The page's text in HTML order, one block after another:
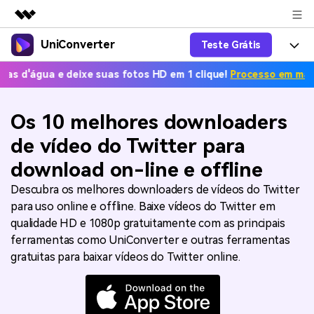
Produtos em destaque
Criatividade digital com IA generativa
Negócios
Soluções
Sobre nós
Sala de imprensa
Loja
Suporte
UniConverter Teste Grátis
Productos
UniConverter para Windows
UniConverter para Mac
AniSmall-Compressor de vídeo
AniSmall para Desktop
AniSmall para iOS
Características
Converter de voz em texto
Converta com precisão fala em
Conversor de Vídeo
poderosos e inteligentes.
Popular
Ferramentas Online
Soluções
Fãs de Esportes
Onde há esporte, há
UniConverter
Novo
Ofertas Educacionais
Popular
Ajuda
Como usar o Wondershare UniConverter? Aprenda o guia
passo a passo abaixo.
Atualize para a V17
COMPRE AGORA
e deixe suas fotos HD em 1 clique! Processo em massa
Os 10 melhores downloaders
de vídeo do Twitter para
download on-line e offline
Descubra os melhores downloaders de vídeos do Twitter
para uso online e offline. Baixe vídeos do Twitter em
qualidade HD e 1080p gratuitamente com as principais
ferramentas como UniConverter e outras ferramentas
gratuitas para baixar vídeos do Twitter online.